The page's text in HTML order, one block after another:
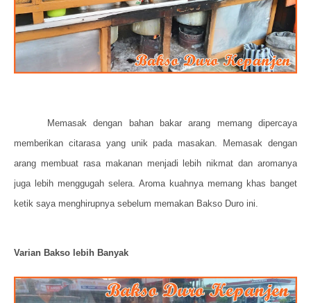
Memasak dengan bahan bakar arang memang dipercaya
memberikan citarasa yang unik pada masakan. Memasak dengan
arang membuat rasa makanan menjadi lebih nikmat dan aromanya
juga lebih menggugah selera. Aroma kuahnya memang khas banget
ketik saya menghirupnya sebelum memakan Bakso Duro ini.
Varian Bakso lebih Banyak